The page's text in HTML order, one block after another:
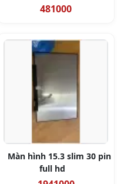
481000
Màn hình 15.3 slim 30 pin
full hd